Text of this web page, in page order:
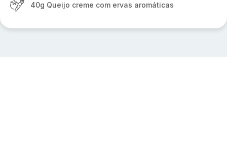
40g Queijo creme com ervas aromáticas